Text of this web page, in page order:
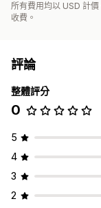
所有費用均以 USD 計
收費。
評論
整體評分
0
5
4
3
2